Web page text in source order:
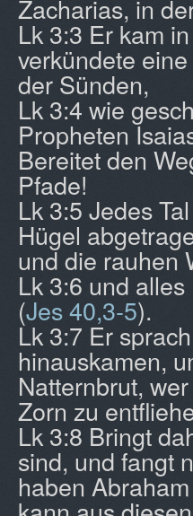
Zacharias, in
Lk 3:3 Er kam
verkündete
der Sünden,
Lk 3:4 wie
Propheten
Bereitet den
Pfade!
Lk 3:5 Jedes
Hügel
und die rauhen
Lk 3:6 und
(Jes 40,3-5).
Lk 3:7 Er
hinauskamen,
Natternbrut,
Zorn zu
Lk 3:8 Bringt
sind, und fangt
haben